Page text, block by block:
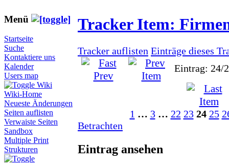
Menü
Startseite
Suche
Kontaktiere uns
Kalender
Users map
Wiki
Wiki-Home
Neueste Änderungen
Seiten auflisten
Verwaiste Seiten
Sandbox
Multiple Print
Strukturen
Tracker Item:
Tracker auflisten Einträge dieses
Eintrag: 24/
1 … 3 … 22 23 24 25
Betrachten
Eintrag ansehen